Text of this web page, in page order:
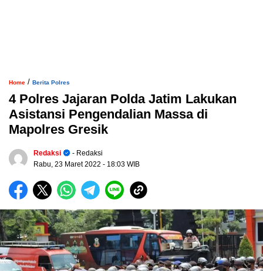
Home / Berita Polres
4 Polres Jajaran Polda Jatim Lakukan
Asistansi Pengendalian Massa di
Mapolres Gresik
Redaksi
- Redaksi
Rabu, 23 Maret 2022 - 18:03 WIB